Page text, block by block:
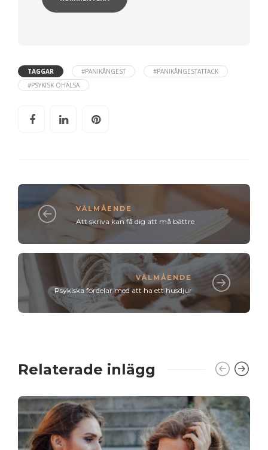
TAGGAR #PANIKÅNGEST
#PANIKÅNGESTATTACK
#PSYKISK OHÄLSA
VÄLMÅENDE
Att skriva kan få dig att må bättre
VÄLMÅENDE
Psykiska fördelar med att ha ett husdjur
Relaterade inlägg